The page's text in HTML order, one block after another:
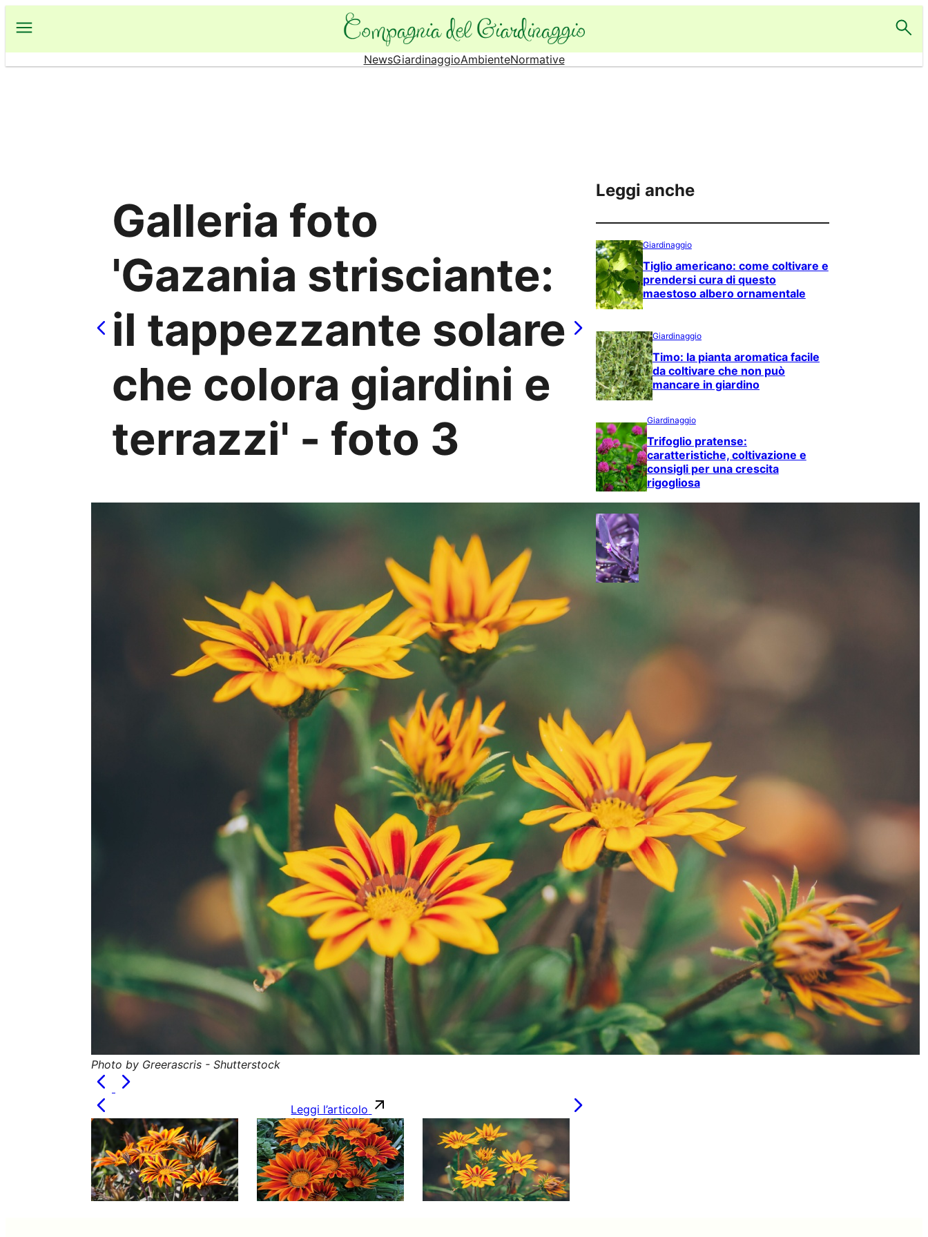
NewsGiardinaggioAmbienteNormative
Galleria foto
'Gazania strisciante:
il tappezzante solare
che colora giardini e
terrazzi' - foto 3
Photo by Greerascris - Shutterstock
Leggi l’articolo
Leggi anche
Giardinaggio
Tiglio americano: come coltivare e
prendersi cura di questo
maestoso albero ornamentale
Giardinaggio
Timo: la pianta aromatica facile
da coltivare che non può
mancare in giardino
Giardinaggio
Trifoglio pratense:
caratteristiche, coltivazione e
consigli per una crescita
rigogliosa